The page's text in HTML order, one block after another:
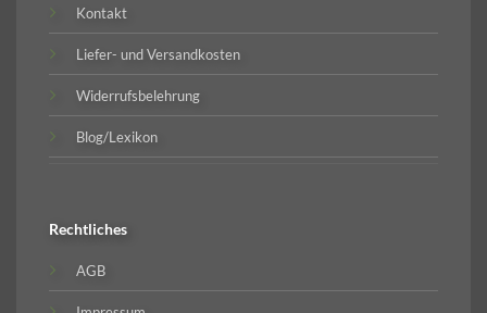
Kontakt
Liefer- und Versandkosten
Widerrufsbelehrung
Blog/Lexikon
Rechtliches
AGB